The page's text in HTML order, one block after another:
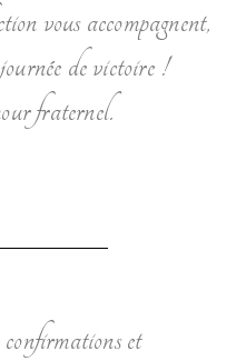
vous accompagnent,
de victoire !
fraternel.
et